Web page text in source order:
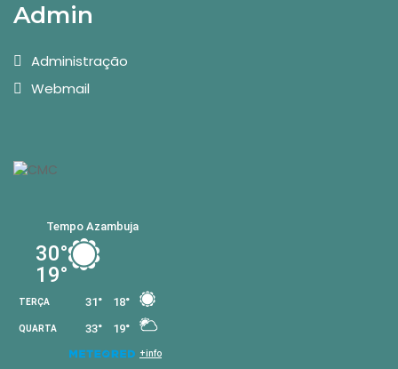
Admin
Administração
Webmail